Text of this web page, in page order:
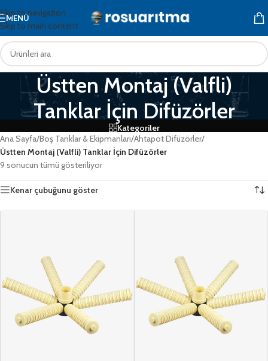
Skip to navigation
Skip to main content
MENÜ
Üstten Montaj (Valfli)
Tanklar İçin Difüzörler
Kategoriler
Ana Sayfa/Boş Tanklar & Ekipmanları/Ahtapot Difüzörler/
Üstten Montaj (Valfli) Tanklar İçin Difüzörler
9 sonucun tümü gösteriliyor
Kenar çubuğunu göster